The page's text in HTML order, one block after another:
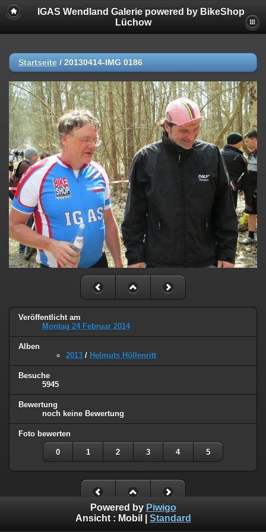
IGAS Wendland Galerie powered by BikeShop
Lüchow
Startseite / 20130414-IMG 0186
Veröffentlicht am
Montag 24 Februar 2014
Alben
2013 / Helmuts Höllenritt
Besuche
5945
Bewertung
noch keine Bewertung
Foto bewerten
0 1 2 3 4 5
Powered by Piwigo
Ansicht : Mobil Standard